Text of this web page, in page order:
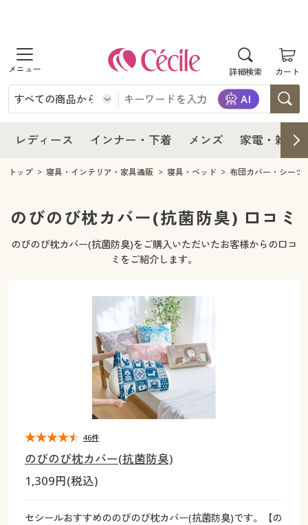
詳細検索 カート
商品を探す
レディース
レディースファッション
女性下着
インナー・下着
インナー・下着通販すべて
女性下着
メンズ下着
メンズ
メンズ通販すべて
メンズファッション
家電・雑貨
家電・雑貨すべて
キッチン・雑貨・日用品
寝具・インテリア・家具
カーテン・ラグ・ファブリック
美容・健康通販すべて
美容・健康・サプリメント
制服・スクールすべて
ジュニア・ティーンズ下着
大きいサイズ通販すべて
大きいサイズ レディース服
大きいサイズ レディース下着
大きいサイズ メンズ
バーゲンセール
シークレットセール
詳細検索
商品カテゴリ一覧
レディース インナー・下着 メンズ 家電・雑貨
レディース
レディース通販すべて
レディースファッション
インナー・下着
インナー・下着通販すべて
ジュニア・ティーンズ下着
メンズ
メンズ下着
家電
寝具・インテリア・家具通販すべて
カーテン・ラグ・ファブリック
美容・健康
美容・健康・サプリメント
制服・スクールすべて
ジュニア・ティーンズ下着
大きいサイズ通販すべて
大きいサイズ レディース服
大きいサイズ レディース下着
シークレットセール
商品カテゴリ一覧
カタログ
トップ 寝具・インテリア・家具通販 寝具・ベッド 布団カバー・シーツ
のびのび枕カバー(抗菌防臭) 口コミ
のびのび枕カバー(抗菌防臭)をご購入いただいたお客様からの口コ
ミをご紹介します。
のびのび枕カバー(抗菌防臭)
1,309円(税込)
セシールおすすめののびのび枕カバー(抗菌防臭)です。【の
46件